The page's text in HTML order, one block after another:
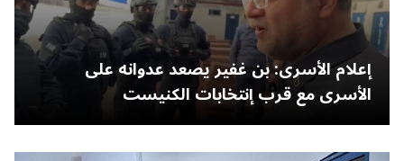
إعلام الأسرى: بن غفير يصعد عدوانه على
الأسرى مع قرب إنتخابات الكنيست